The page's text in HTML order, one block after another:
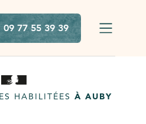
09 77 55 39 39
HABILITÉES À AUBY